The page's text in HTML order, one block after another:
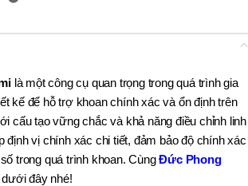
là một công cụ quan trọng trong quá trình gia
kế để hỗ trợ khoan chính xác và ổn định trên
cấu tạo vững chắc và khả năng điều chỉnh linh
định vị chính xác chi tiết, đảm bảo độ chính xác
trong quá trình khoan. CùngĐức Phong
đây nhé!